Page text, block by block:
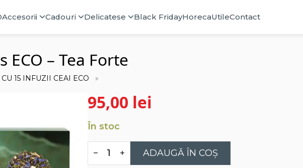
Accesorii Cadouri Delicatese Black FridayHorecaUtileContact
– Tea Forte
CU 15 INFUZII CEAI ECO
95,00 lei
În stoc
Cantitate
Cutie
cu
ADAUGĂ ÎN COȘ